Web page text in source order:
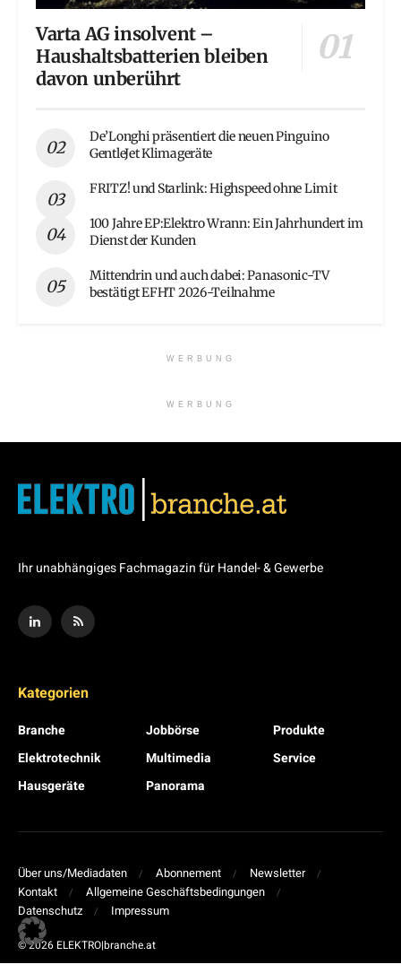
Varta AG insolvent –
Haushaltsbatterien bleiben
davon unberührt
De’Longhi präsentiert die neuen Pinguino
GentleJet Klimageräte
FRITZ! und Starlink: Highspeed ohne Limit
100 Jahre EP:Elektro Wrann: Ein Jahrhundert im
Dienst der Kunden
Mittendrin und auch dabei: Panasonic-TV
bestätigt EFHT 2026-Teilnahme
WERBUNG
WERBUNG
Ihr unabhängiges Fachmagazin für Handel- & Gewerbe
Kategorien
Branche
Elektrotechnik
Hausgeräte
Jobbörse
Multimedia
Panorama
Produkte
Service
Über uns/Mediadaten Abonnement
Newsletter
Kontakt
Allgemeine Geschäftsbedingungen
Datenschutz
Impressum
© 2026 ELEKTRO|branche.at